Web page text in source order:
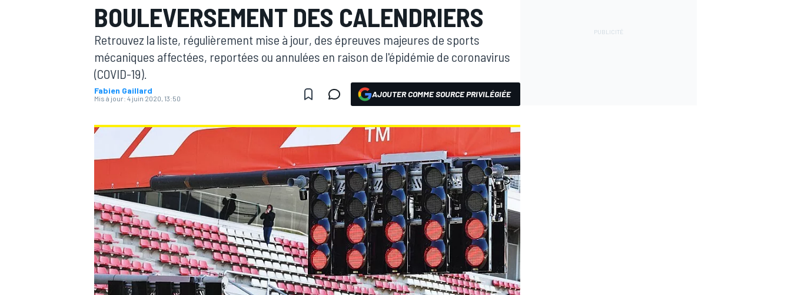
MOTOGP
BOULEVERSEMENT DES CALENDRIERS
Retrouvez la liste, régulièrement mise à jour, des épreuves majeures de sports
mécaniques affectées, reportées ou annulées en raison de l'épidémie de coronavirus
(COVID-19).
Fabien Gaillard
Mis à jour: 4 juin 2020, 13:50 AJOUTER COMME SOURCE PRIVILÉGIÉE